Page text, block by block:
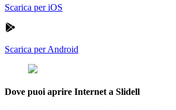
Scarica per iOS
Scarica per Android
Dove puoi aprire Internet a Slidell